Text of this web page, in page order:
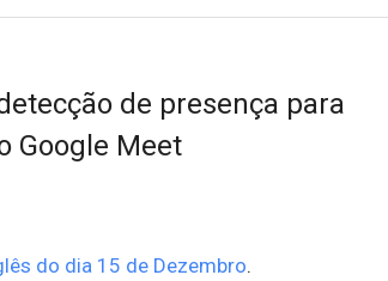
de presença para
Google Meet
do dia 15 de Dezembro.